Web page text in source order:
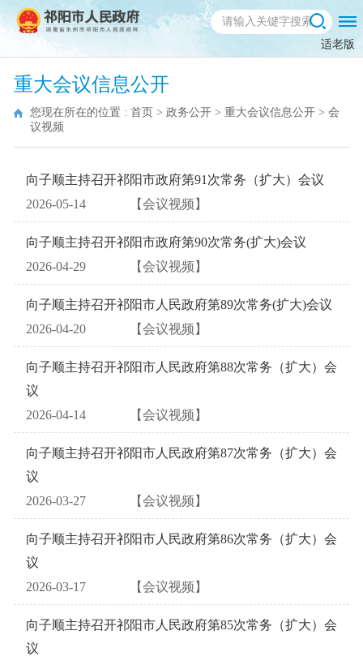
适老版
重大会议信息公开
您现在所在的位置 : 首页 > 政务公开 > 重大会议信息公开 > 会
议视频
向子顺主持召开祁阳市政府第91次常务（扩大）会议
2026-05-14
【会议视频】
向子顺主持召开祁阳市政府第90次常务(扩大)会议
2026-04-29
【会议视频】
向子顺主持召开祁阳市人民政府第89次常务(扩大)会议
2026-04-20
【会议视频】
向子顺主持召开祁阳市人民政府第88次常务（扩大）会
议
2026-04-14
【会议视频】
向子顺主持召开祁阳市人民政府第87次常务（扩大）会
议
2026-03-27
【会议视频】
向子顺主持召开祁阳市人民政府第86次常务（扩大）会
议
2026-03-17
【会议视频】
向子顺主持召开祁阳市人民政府第85次常务（扩大）会
议